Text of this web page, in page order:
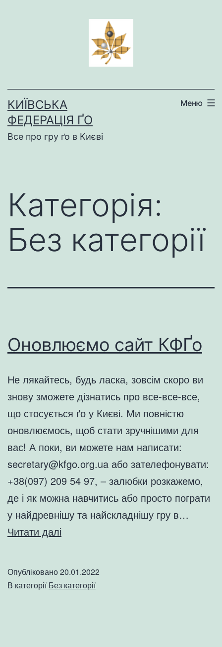
КИЇВСЬКА
ФЕДЕРАЦІЯ ҐО
Все про гру ґо в Києві
Меню
Категорія:
Без категорії
Оновлюємо сайт КФҐо
Не лякайтесь, будь ласка, зовсім скоро ви
знову зможете дізнатись про все-все-все,
що стосується ґо у Києві. Ми повністю
оновлюємось, щоб стати зручнішими для
вас! А поки, ви можете нам написати:
secretary@kfgo.org.ua або зателефонувати:
+38(097) 209 54 97, – залюбки розкажемо,
де і як можна навчитись або просто пограти
у найдревнішу та найскладнішу гру в…
Читати далі
Опубліковано20.01.2022
В категоріїБез категорії